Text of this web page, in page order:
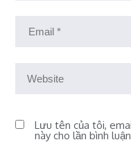
Lưu tên của tôi,
này cho lần bình